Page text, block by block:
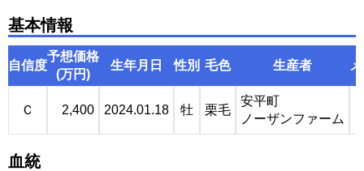
基本情報
自信度
予想価格
(万円)
生年月日 性別 毛色 生産者
Ｃ 2,400 2024.01.18 牡 栗毛
安平町
ノーザンファーム
血統